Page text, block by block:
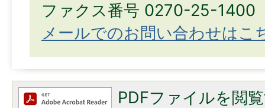
ファクス番号 0270-25-1400
メールでのお問い合わせはこ
PDFファイルを閲